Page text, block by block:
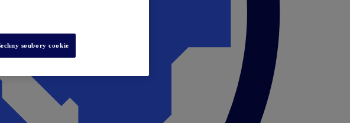
soubory cookie